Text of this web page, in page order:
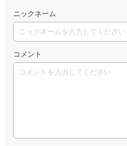
ニックネーム
コメント